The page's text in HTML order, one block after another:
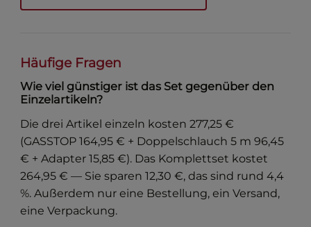
Häufige Fragen
Wie viel günstiger ist das Set gegenüber den
Einzelartikeln?
Die drei Artikel einzeln kosten 277,25 €
(GASSTOP 164,95 € + Doppelschlauch 5 m 96,45
€ + Adapter 15,85 €). Das Komplettset kostet
264,95 € — Sie sparen 12,30 €, das sind rund 4,4
%. Außerdem nur eine Bestellung, ein Versand,
eine Verpackung.